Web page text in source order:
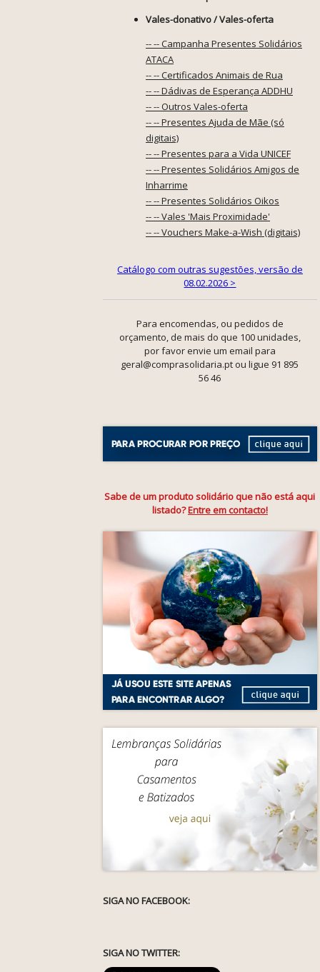
Vales-donativo / Vales-oferta
-- -- Campanha Presentes Solidários
ATACA
-- -- Certificados Animais de Rua
-- -- Dádivas de Esperança ADDHU
-- -- Outros Vales-oferta
-- -- Presentes Ajuda de Mãe (só
digitais)
-- -- Presentes para a Vida UNICEF
-- -- Presentes Solidários Amigos de
Inharrime
-- -- Presentes Solidários Oikos
-- -- Vales 'Mais Proximidade'
-- -- Vouchers Make-a-Wish (digitais)
Catálogo com outras sugestões, versão de
08.02.2026 >
Para encomendas, ou pedidos de
orçamento, de mais do que 100 unidades,
por favor envie um email para
geral@comprasolidaria.pt ou ligue 91 895
56 46
Sabe de um produto solidário que não está aqui
listado?Entre em contacto!
SIGA NO FACEBOOK:
SIGA NO TWITTER: